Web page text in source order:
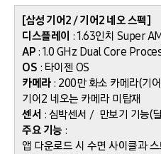
[삼성 기어2 / 기어2 네오 스펙]
디스플레이 : 1.63인치 Super
AP: 1.0 GHz Dual Core
OS : 타이젠 OS
카메라: 200만 화소 카메라(기
기어2 네오는 카메라 미탑재
센서 : 심박센서 / 만보기 기능(
주요 기능 :
앱 다운로드 시 수면 사이클과